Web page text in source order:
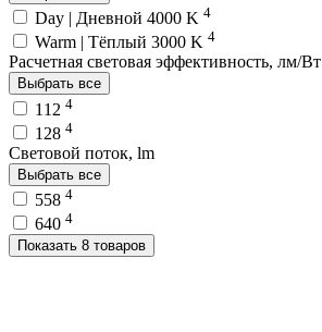
Day | Дневной 4000 K 4
Warm | Тёплый 3000 K 4
Расчетная световая эффективность, лм/Вт
Выбрать все
112 4
128 4
Световой поток, lm
Выбрать все
558 4
640 4
Показать 8 товаров